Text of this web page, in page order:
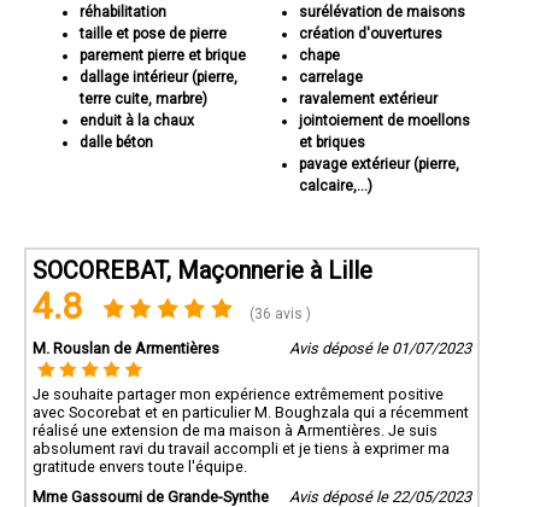
réhabilitation
taille et pose de pierre
parement pierre et brique
dallage intérieur (pierre,
terre cuite, marbre)
enduit à la chaux
dalle béton
surélévation de maisons
création d'ouvertures
chape
carrelage
ravalement extérieur
jointoiement de moellons
et briques
pavage extérieur (pierre,
calcaire,...)
Si vous cherchez desprofessionnels de la maçonnerie près de
Lillepour réaliser vos projets de construction, de rénovation ou
d'aménagement paysager, Socorebat est là pour vous.
Contactez-nous dès aujourd'hui pour discuter de vos besoins en
maçonnerie et découvrez comment nous pouvons vous aider à
qualité supérieure.
SOCOREBAT, Maçonnerie à Lille
4.8 (36 avis )
M. Rouslan de Armentières Avis déposé le 01/07/2023
Je souhaite partager mon expérience extrêmement positive
avec Socorebat et en particulier M. Boughzala qui a récemment
réalisé une extension de ma maison à Armentières. Je suis
absolument ravi du travail accompli et je tiens à exprimer ma
gratitude envers toute l'équipe.
Mme Gassoumi de Grande-Synthe
Avis déposé le 22/05/2023